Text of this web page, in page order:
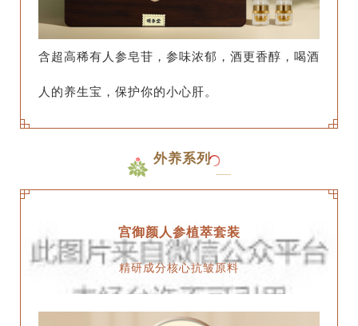
含超高稀有人参皂苷，参味浓郁，酒更香醇，喝酒
人的养生宝，保护你的小心肝。
外养系列
宫御颜人参植萃套装
精研成分核心抗皱原料